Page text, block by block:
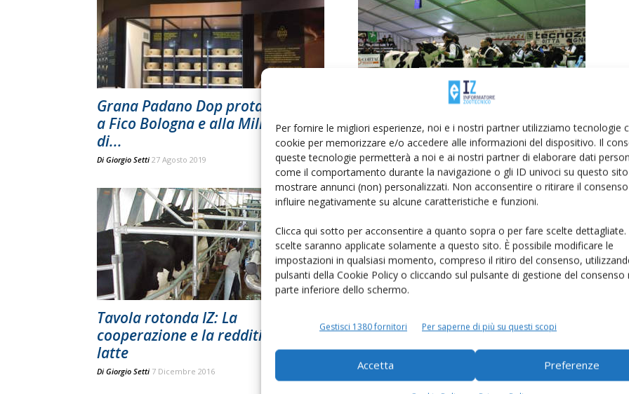
Per fornire le migliori esperienze, noi e i nostri partner utilizziamo tecnologie
cookie per memorizzare e/o accedere alle informazioni del dispositivo. Il
queste tecnologie permetterà a noi e ai nostri partner di elaborare dati
come il comportamento durante la navigazione o gli ID univoci su questo
mostrare annunci (non) personalizzati. Non acconsentire o ritirare il
influire negativamente su alcune caratteristiche e funzioni.
Clicca qui sotto per acconsentire a quanto sopra o per fare scelte dettagliate.
scelte saranno applicate solamente a questo sito. È possibile modificare le
impostazioni in qualsiasi momento, compreso il ritiro del consenso,
pulsanti della Cookie Policy o cliccando sul pulsante di gestione del consenso
parte inferiore dello schermo.
Gestisci 1380 fornitori Per saperne di più su questi scopi
Accetta Preferenze
Grana Padano Dop protagonista
a Fico Bologna e alla Millenaria
di...
Di Giorgio Setti 27 Agosto 2019
Bovimac, venerdì 18 gennaio ore
14, incontro sulla redditività del
latte
DiGiorgio Setti 18 Dicembre 2018
Tavola rotonda IZ: La
cooperazione e la redditività del
latte
Di Giorgio Setti 7 Dicembre 2016
Tavola rotonda IZ: così la
redditività del latte
29 Settembre 2016